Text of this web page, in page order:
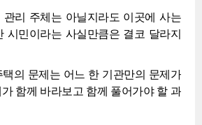
리 주체는 아닐지라도 이곳에 사는
시민이라는 사실만큼은 결코 달라지
의 문제는 어느 한 기관만의 문제가
함께 바라보고 함께 풀어가야 할 과